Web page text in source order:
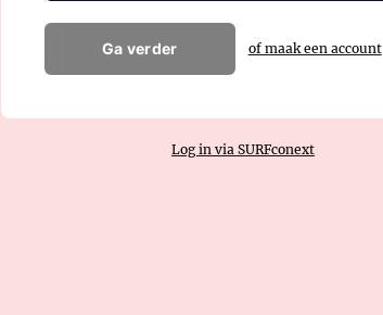
Ga verder of maak een account
Log in via SURFconext